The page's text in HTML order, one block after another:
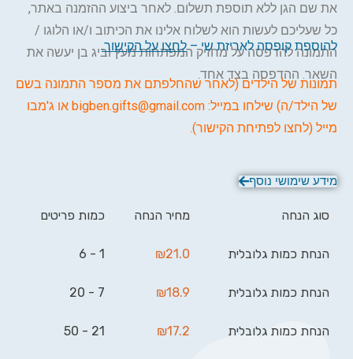
את שם הגן ללא תוספת תשלום. לאחר ביצוע ההזמנה באתר,
כל שעליכם לעשות הוא לשלוח אלינו את הכיתוב ו/או הלוגו /
התמונה להדפסה על מחזיק המפתחות מעץ וביג בן יעשה את
השאר. ההדפסה בצד אחד.
להוספת קופסה לאריזת שי –לחצו על הקישור.
תמונות של הילדים (לאחר שהחלפתם את מספר התמונה בשם
של הילד/ה) שילחו במייל: bigben.gifts@gmail.com או ג'מבו
מייל (לחצו לפתיחת הקישור).
מידע שימושי נוסף
סוג הנחה מחיר הנחה כמות פריטים
הנחת כמות גלובלית ₪21.0
1 - 6
הנחת כמות גלובלית ₪18.9
7 - 20
הנחת כמות גלובלית ₪17.2
21 - 50